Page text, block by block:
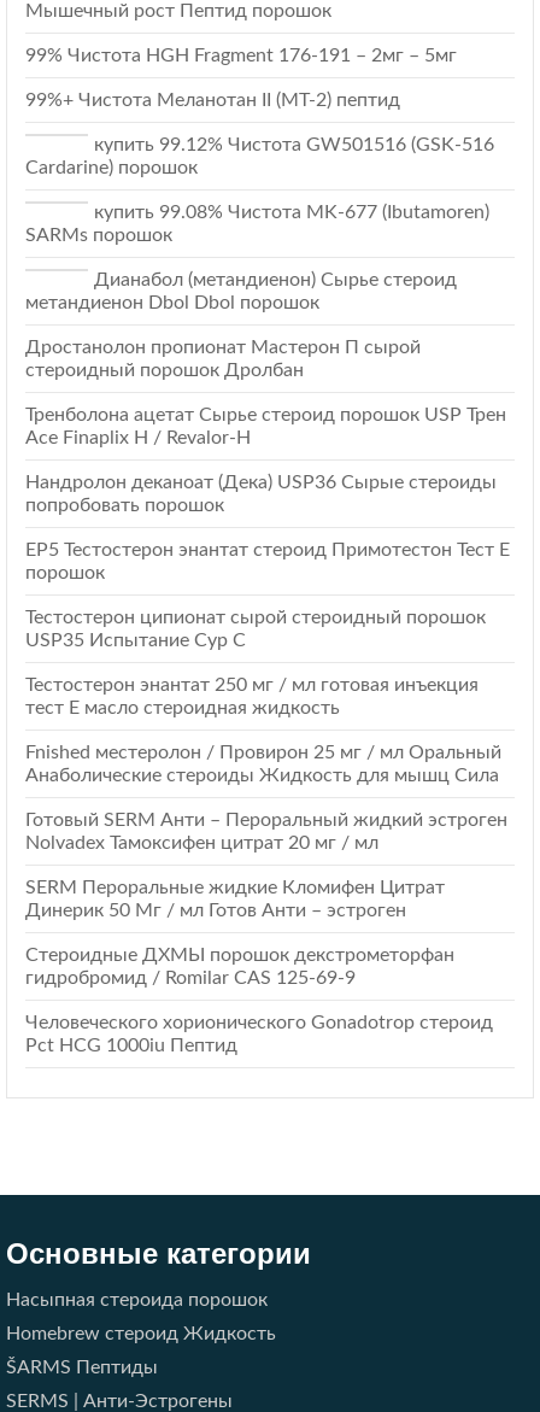
Мышечный рост Пептид порошок
99% Чистота HGH Fragment 176-191 – 2мг – 5мг
99%+ Чистота Меланотан II (МТ-2) пептид
купить 99.12% Чистота GW501516 (GSK-516
Cardarine) порошок
купить 99.08% Чистота MK-677 (Ibutamoren)
SARMs порошок
Дианабол (метандиенон) Сырье стероид
метандиенон Dbol Dbol порошок
Дростанолон пропионат Мастерон П сырой
стероидный порошок Дролбан
Тренболона ацетат Сырье стероид порошок USP Трен
Ace Finaplix H / Revalor-Н
Нандролон деканоат (Дека) USP36 Сырые стероиды
попробовать порошок
EP5 Тестостерон энантат стероид Примотестон Тест Е
порошок
Тестостерон ципионат сырой стероидный порошок
USP35 Испытание Cyp C
Тестостерон энантат 250 мг / мл готовая инъекция
тест E масло стероидная жидкость
Fnished местеролон / Провирон 25 мг / мл Оральный
Анаболические стероиды Жидкость для мышц Сила
Готовый SERM Анти – Пероральный жидкий эстроген
Nolvadex Тамоксифен цитрат 20 мг / мл
SERM Пероральные жидкие Кломифен Цитрат
Динерик 50 Мг / мл Готов Анти – эстроген
Стероидные ДХМЫ порошок декстрометорфан
гидробромид / Romilar CAS 125-69-9
Человеческого хорионического Gonadotrop стероид
Pct HCG 1000iu Пептид
Основные категории
Насыпная стероида порошок
Homebrew стероид Жидкость
ŠARMS Пептиды
SERMS | Анти-Эстрогены